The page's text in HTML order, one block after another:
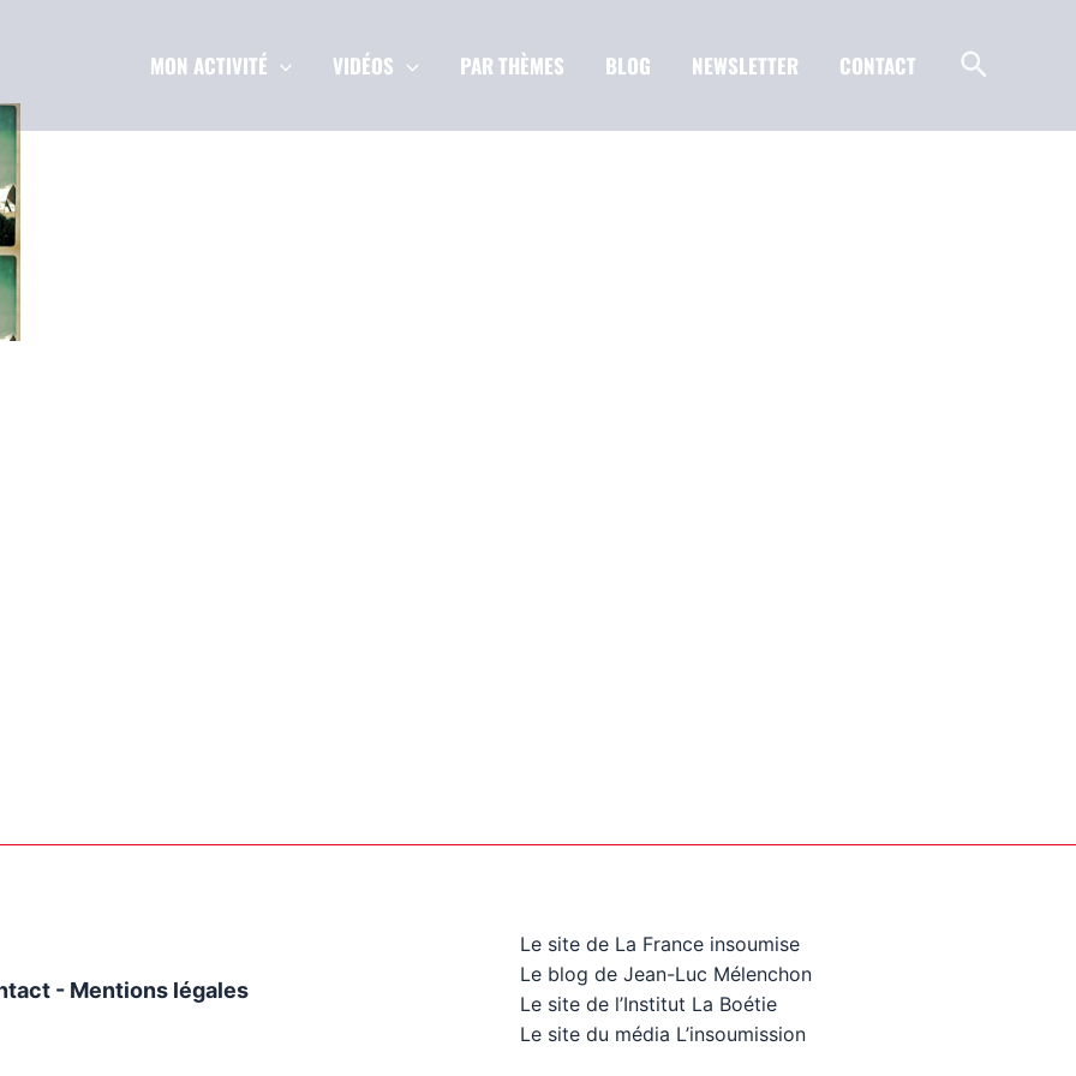
MON ACTIVITÉ VIDÉOS PAR THÈMES BLOG NEWSLETTER CONTACT
- Mentions légales
Le site de La France insoumise
Le blog de Jean-Luc Mélenchon
Le site de l’Institut La Boétie
Le site du média L’insoumission